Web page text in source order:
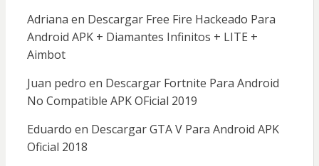
Adriana en Descargar Free Fire Hackeado Para
Android APK + Diamantes Infinitos + LITE +
Aimbot
Juan pedro en Descargar Fortnite Para Android
No Compatible APK OFicial 2019
Eduardo en Descargar GTA V Para Android APK
Oficial 2018